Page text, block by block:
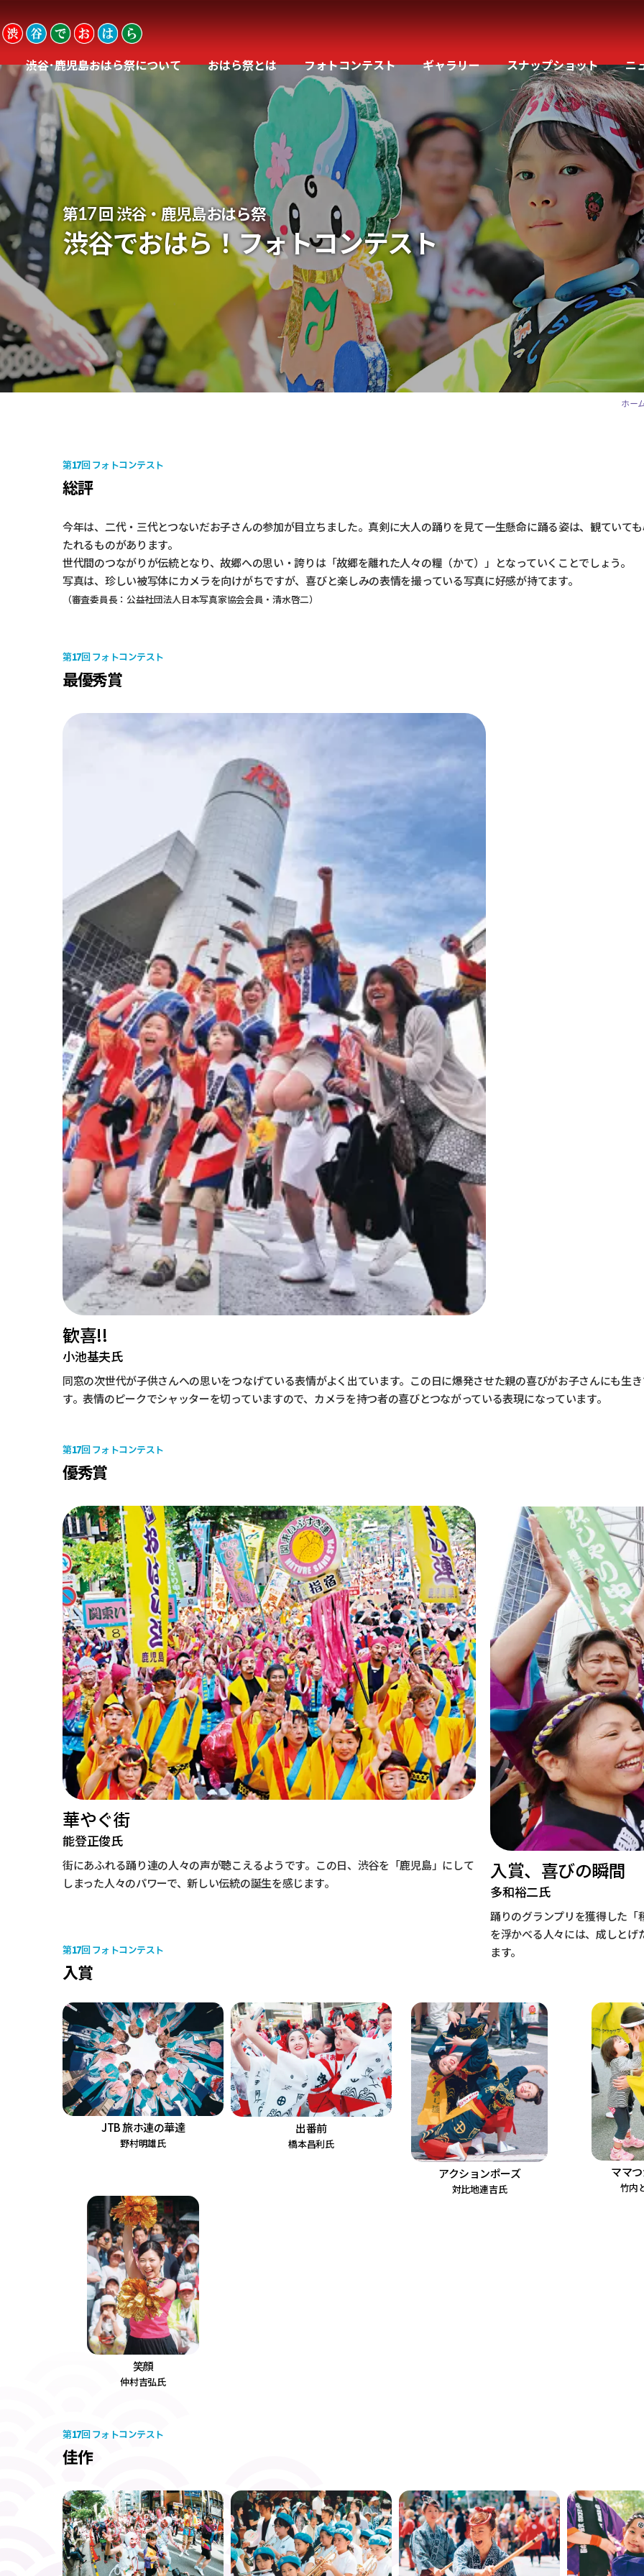
渋谷･鹿児島おはら祭について おはら祭とは フォトコンテスト ギャラリー スナップショット ニ
第17回 渋谷・鹿児島おはら祭
渋谷でおはら！フォトコンテスト
ホー
第17回 フォトコンテスト
総評
今年は、二代・三代とつないだお子さんの参加が目立ちました。真剣に大人の踊りを見て一生懸命に踊る姿は、観ていて
たれるものがあります。
世代間のつながりが伝統となり、故郷への思い・誇りは「故郷を離れた人々の糧（かて）」となっていくことでしょう。
写真は、珍しい被写体にカメラを向けがちですが、喜びと楽しみの表情を撮っている写真に好感が持てます。
（審査委員長：公益社団法人日本写真家協会会員・清水啓二）
第17回 フォトコンテスト
最優秀賞
歓喜!!
小池基夫氏
同窓の次世代が子供さんへの思いをつなげている表情がよく出ています。この日に爆発させた親の喜びがお子さんにも生
す。表情のピークでシャッターを切っていますので、カメラを持つ者の喜びとつながっている表現になっています。
第17回 フォトコンテスト
優秀賞
華やぐ街
能登正俊氏
街にあふれる踊り連の人々の声が聴こえるようです。この日、渋谷を「鹿児島」にして
しまった人々のパワーで、新しい伝統の誕生を感じます。
入賞、喜びの瞬間
多和裕二氏
踊りのグランプリを獲得した
を浮かべる人々には、成しと
ます。
第17回 フォトコンテスト
入賞
JTB 旅ホ連の華達
野村明雄氏
出番前
橋本昌利氏
アクションポーズ
対比地連吉氏
ママ
竹内
笑顔
仲村吉弘氏
第17回 フォトコンテスト
佳作